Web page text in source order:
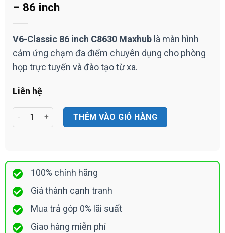
– 86 inch
V6-Classic 86 inch C8630 Maxhublà màn hình
cảm ứng chạm đa điểm chuyên dụng cho phòng
họp trực tuyến và đào tạo từ xa.
Liên hệ
Màn hình tương tác MAXHUB V6 C8630 - 86 inch số lượng
THÊM VÀO GIỎ HÀNG
100% chính hãng
Giá thành cạnh tranh
Mua trả góp 0% lãi suất
Giao hàng miễn phí